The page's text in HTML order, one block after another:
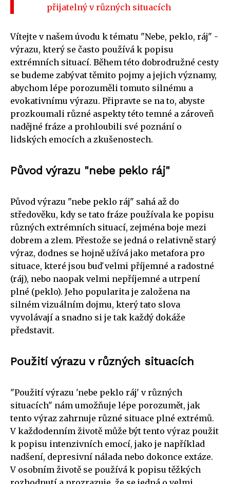
přijatelný v různých situacích
Vítejte v našem úvodu k tématu "Nebe, peklo, ráj" -
výrazu, který se často používá k popisu
extrémních situací. Během této dobrodružné cesty
se budeme zabývat těmito pojmy a jejich významy,
abychom lépe porozuměli tomuto silnému a
evokativnímu výrazu. Připravte se na to, abyste
prozkoumali různé aspekty této temné a zároveň
nadějné fráze a prohloubili své poznání o
lidských emocích a zkušenostech.
Původ výrazu "nebe peklo ráj"
Původ výrazu "nebe peklo ráj" sahá až do
středověku, kdy se tato fráze používala ke popisu
různých extrémních situací, zejména boje mezi
dobrem a zlem. Přestože se jedná o relativně starý
výraz, dodnes se hojně užívá jako metafora pro
situace, které jsou buď velmi příjemné a radostné
(ráj), nebo naopak velmi nepříjemné a utrpení
plné (peklo). Jeho popularita je založena na
silném vizuálním dojmu, který tato slova
vyvolávají a snadno si je tak každý dokáže
představit.
Použití výrazu v různých situacích
"Použití výrazu 'nebe peklo ráj' v různých
situacích" nám umožňuje lépe porozumět, jak
tento výraz zahrnuje různé situace plné extrémů.
V každodenním životě může být tento výraz použit
k popisu intenzivních emocí, jako je například
nadšení, depresivní nálada nebo dokonce extáze.
V osobním životě se používá k popisu těžkých